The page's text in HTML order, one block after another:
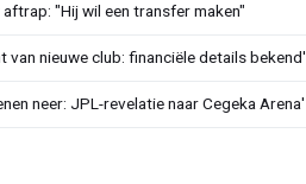
"Hij wil een transfer maken"
van nieuwe club: financiële details bekend'
neer: JPL-revelatie naar Cegeka Arena'